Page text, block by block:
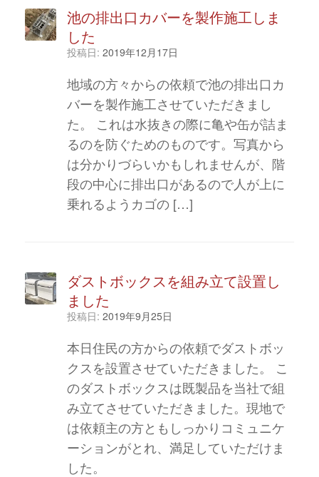
池の排出口カバーを製作施工しま
した
投稿日: 2019年12月17日
地域の方々からの依頼で池の排出口カ
バーを製作施工させていただきまし
た。 これは水抜きの際に亀や缶が詰ま
るのを防ぐためのものです。写真から
は分かりづらいかもしれませんが、階
段の中心に排出口があるので人が上に
乗れるようカゴの […]
ダストボックスを組み立て設置し
ました
投稿日: 2019年9月25日
本日住民の方からの依頼でダストボッ
クスを設置させていただきました。 こ
のダストボックスは既製品を当社で組
み立てさせていただきました。現地で
は依頼主の方ともしっかりコミュニケ
ーションがとれ、満足していただけま
した。